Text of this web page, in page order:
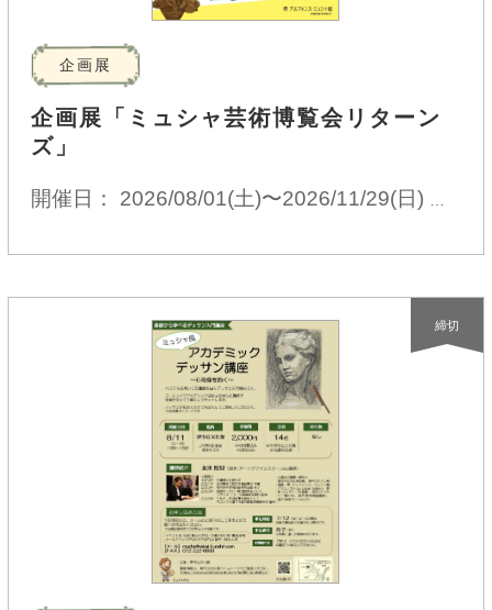
企画展
企画展「ミュシャ芸術博覧会リターン
ズ」
締切